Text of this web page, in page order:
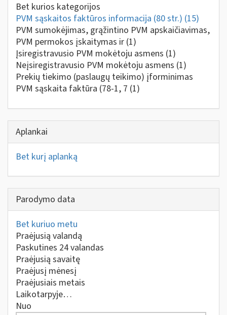
Bet kurios kategorijos
PVM sąskaitos faktūros informacija (80 str.) (15)
PVM sumokėjimas, grąžintino PVM apskaičiavimas,
PVM permokos įskaitymas ir (1)
Įsiregistravusio PVM mokėtoju asmens (1)
Neįsiregistravusio PVM mokėtoju asmens (1)
Prekių tiekimo (paslaugų teikimo) įforminimas
PVM sąskaita faktūra (78-1, 7 (1)
Aplankai
Bet kurį aplanką
Parodymo data
Bet kuriuo metu
Praėjusią valandą
Paskutines 24 valandas
Praėjusią savaitę
Praėjusį mėnesį
Praėjusiais metais
Laikotarpyje…
Nuo